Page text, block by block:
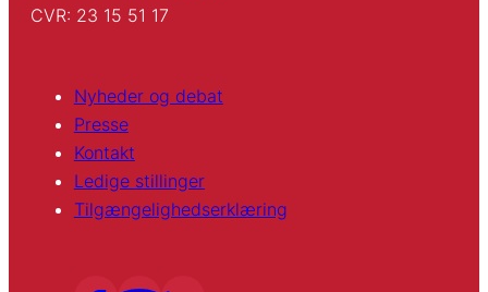
CVR: 23 15 51 17
Nyheder og debat
Presse
Kontakt
Ledige stillinger
Tilgængelighedserklæring